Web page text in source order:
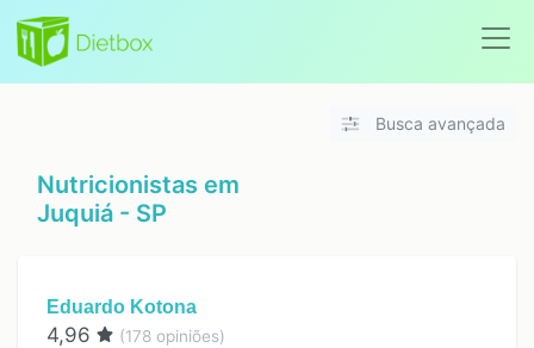
Busca avançada
Nutricionistas em
Juquiá - SP
Eduardo Kotona
4,96 (178 opiniões)